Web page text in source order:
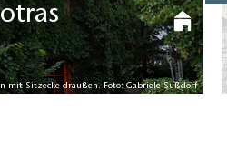
mit Sitzecke draußen. Foto: Gabriele Sußdorf